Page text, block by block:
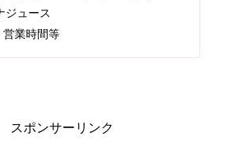
ジュース
営業時間等
スポンサーリンク